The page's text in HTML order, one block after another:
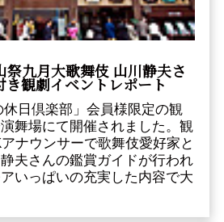
九月大歌舞伎 山川静夫さ
観劇イベントレポート
日倶楽部」会員様限定の観
舞場にて開催されました。観
ナウンサーで歌舞伎愛好家と
夫さんの鑑賞ガイドが行われ
いっぱいの充実した内容で大